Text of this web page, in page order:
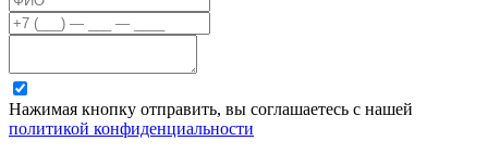
Нажимая кнопку отправить, вы соглашаетесь с нашей
политикой конфиденциальности